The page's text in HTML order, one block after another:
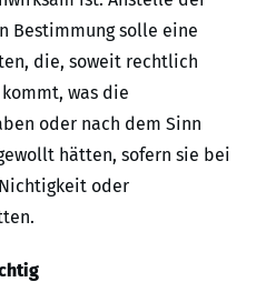
Bestimmung solle eine
die, soweit rechtlich
was die
oder nach dem Sinn
hätten, sofern sie bei
oder